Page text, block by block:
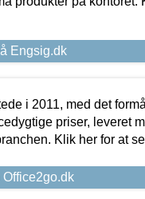
Engsig.dk
i 2011, med det
priser, leveret
Klik her for at